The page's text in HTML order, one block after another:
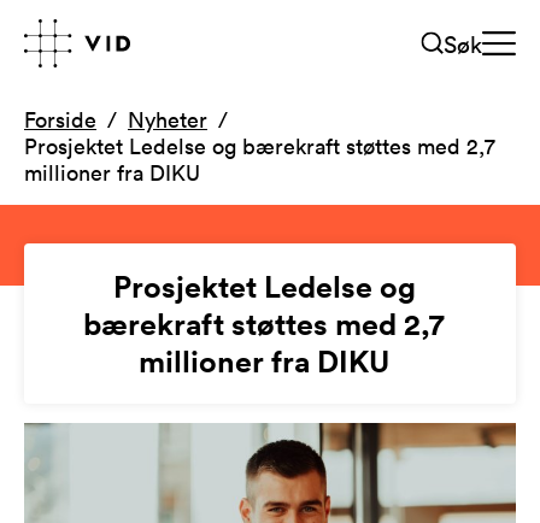
Søk
Forside
Nyheter
Prosjektet Ledelse og bærekraft støttes med 2,7
millioner fra DIKU
Prosjektet Ledelse og
bærekraft støttes med 2,7
millioner fra DIKU